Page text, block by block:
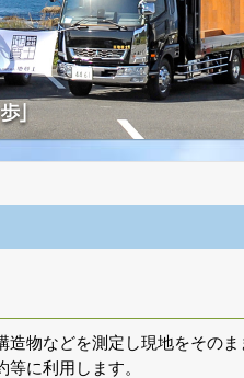
物などを測定し現地をその
に利用します。